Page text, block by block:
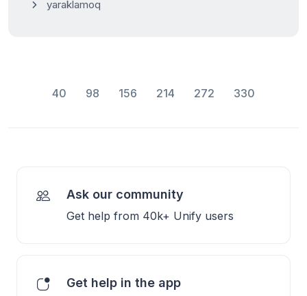
yaraklamoq
40 98 156 214 272 330
Ask our community
Get help from 40k+ Unify users
Get help in the app